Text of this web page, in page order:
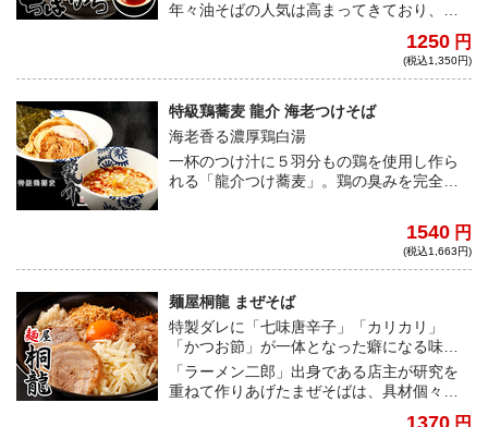
年々油そばの人気は高まってきており、中
して君臨する。他では味わえない一杯だ。
1250 円
(税込1,350円)
特級鶏蕎麦 龍介 海老つけそば
海老香る濃厚鶏白湯
一杯のつけ汁に５羽分もの鶏を使用し作ら
れる「龍介つけ蕎麦」。鶏の臭みを完全に
わせ、超濃厚かつ海老の風味が広がる極上
1540 円
(税込1,663円)
麺屋桐龍 まぜそば
特製ダレに「七味唐辛子」「カリカリ」
「かつお節」が一体となった癖になる味わ
い！
「ラーメン二郎」出身である店主が研究を
重ねて作りあげたまぜそばは、具材個々の
1370 円